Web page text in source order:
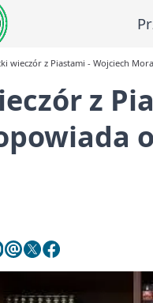
wieczór z Piastami - Wojciech
z